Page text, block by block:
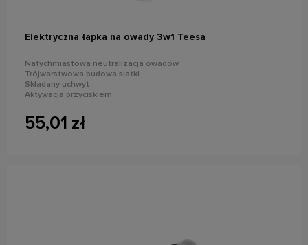
Elektryczna łapka na owady 3w1 Teesa
Natychmiastowa neutralizacja owadów
Trójwarstwowa budowa siatki
Składany uchwyt
Aktywacja przyciskiem
Wbudowany akumulator
55,01 zł